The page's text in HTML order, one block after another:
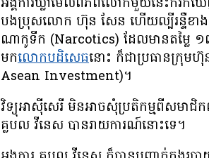
បង​ប្រុស​លោក ហ៊ុន សែន ហើយ​ល្បី​រន្ទឺ​ខា
ណាកូទីក (Narcotics) ដែល​មាន​តម្លៃ ១​
មក​លោក​បដិសេធ​នោះ ក៏​ជា​ប្រធាន​ក្រុមហ៊ុ
Asean Investment)។
វិទ្យុ​អាស៊ីសេរី មិន​អាច​សុំ​ប្រតិកម្ម​ពី​សមា
គ្លបល វីនេស បាន​រាយការណ៍​នោះ​ទេ។